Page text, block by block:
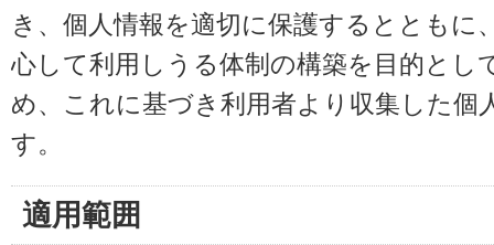
き、個人情報を適切に保護するとともに
心して利用しうる体制の構築を目的とし
め、これに基づき利用者より収集した個
す。
適用範囲